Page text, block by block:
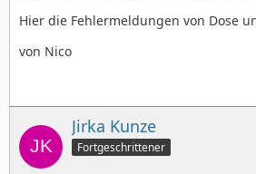
Hier die Fehlermeldungen von Dose
von Nico
Jirka Kunze
Fortgeschrittener